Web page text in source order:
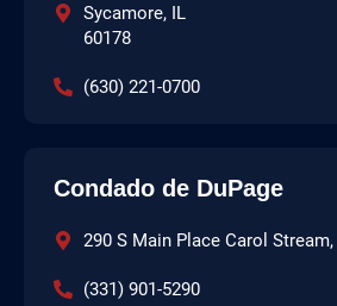
Sycamore, IL
60178
(630) 221-0700
Condado de DuPage
290 S Main Place Carol Stream,
(331) 901-5290